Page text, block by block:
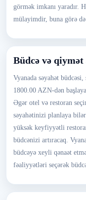
görmək imkanı yaradır.
mülayimdir, buna görə
Büdcə və qiymət
Vyanada səyahət
1800.00 AZN-dən
Əgər otel və restoran
səyahətinizi planlaya
yüksək keyfiyyətli
büdcənizi artıracaq.
büdcəyə xeyli qənaət
fəaliyyətləri seçərək